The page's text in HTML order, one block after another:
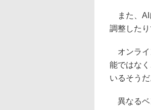
また、AI
調整した
オンライ
能ではな
いるそうだ
異なるベ